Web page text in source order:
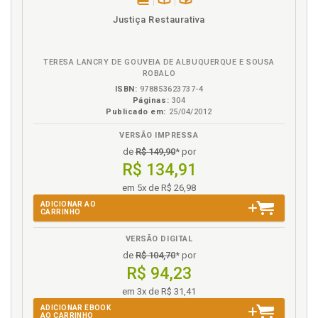
função" no direito civil-constitucional, p. 33
Função social da posse e direito à moradia, p. 54
Função social. Propriedade e função social no
ordenamento jurídico bra-sileiro, p. 42
Função social. Propriedade pós-moderna e a
Função social. Propriedade pública e a
obrigatoriedade de cumprimento da função social, p.
Função. "Propriedade-fim" liberal à "propriedade-
função" no direito civil-constitucional, p. 33
Liberalismo. "Propriedade-fim" liberal à
em
Justiça Restaurativa
TERESA LANCRY DE GOUVEIA DE ALBUQUERQUE E SOUSA
ROBALO
ISBN: 978853623737-4
Páginas: 304
Publicado em: 25/04/2012
VERSÃO IMPRESSA
deR$ 149,90* por
R$ 134,91
em 5x de R$ 26,98
ADICIONAR AO
CARRINHO
VERSÃO DIGITAL
deR$ 104,70* por
R$ 94,23
em 3x de R$ 31,41
ADICIONAR EBOOK
AO CARRINHO